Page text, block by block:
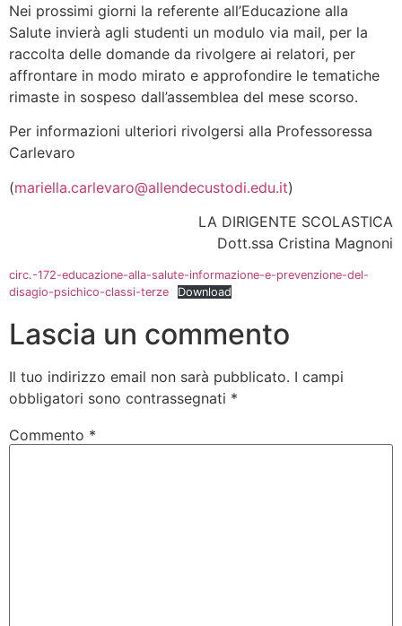
Nei prossimi giorni la referente all’Educazione alla
Salute invierà agli studenti un modulo via mail, per la
raccolta delle domande da rivolgere ai relatori, per
affrontare in modo mirato e approfondire le tematiche
rimaste in sospeso dall’assemblea del mese scorso.
Per informazioni ulteriori rivolgersi alla Professoressa
Carlevaro
(mariella.carlevaro@allendecustodi.edu.it)
LA DIRIGENTE SCOLASTICA
Dott.ssa Cristina Magnoni
circ.-172-educazione-alla-salute-informazione-e-prevenzione-del-
disagio-psichico-classi-terze
Download
Lascia un commento
Il tuo indirizzo email non sarà pubblicato. I campi
obbligatori sono contrassegnati *
Commento *